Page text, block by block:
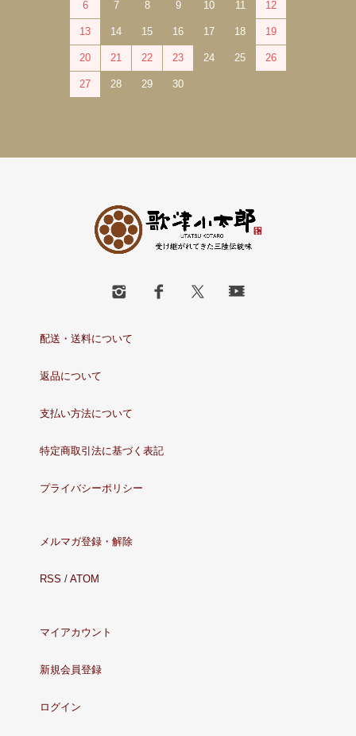
6 7 8 9 10 11 12
13 14 15 16 17 18 19
20 21 22 23 24 25 26
27 28 29 30
配送・送料について
返品について
支払い方法について
特定商取引法に基づく表記
プライバシーポリシー
メルマガ登録・解除
RSS / ATOM
マイアカウント
新規会員登録
ログイン